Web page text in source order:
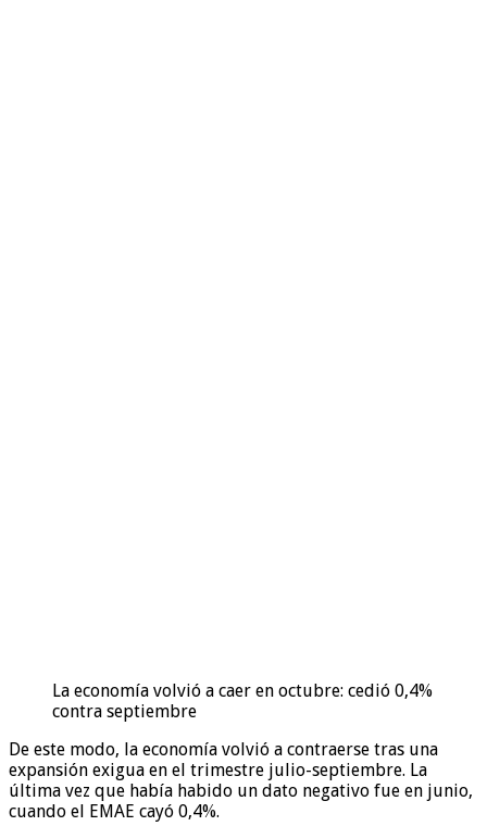
La economía volvió a caer en octubre: cedió 0,4%
contra septiembre
De este modo, la economía volvió a contraerse tras una
expansión exigua en el trimestre julio-septiembre. La
última vez que había habido un dato negativo fue en junio,
cuando el EMAE cayó 0,4%.